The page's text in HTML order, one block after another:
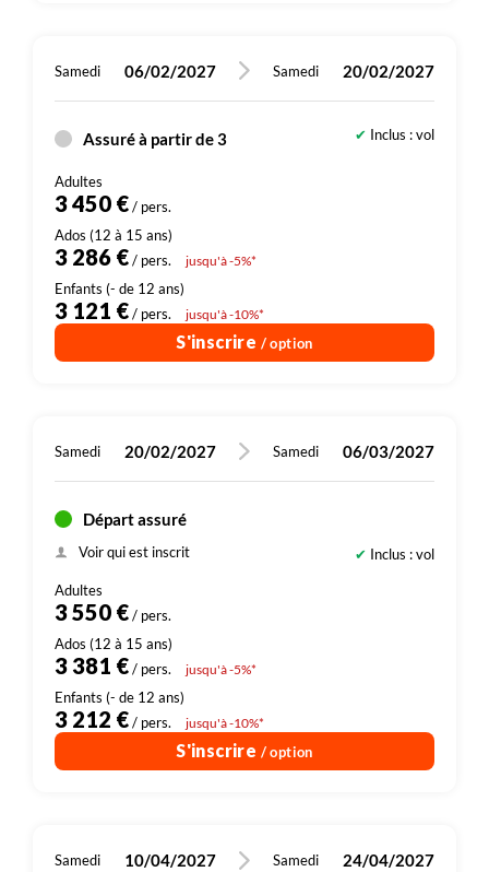
Samedi 06/02/2027 Samedi 20/02/2027
Assuré à partir de 3 Inclus : vol
3 450 €/ pers.
3 286 €/ pers. jusqu'à -5%*
3 121 €/ pers. jusqu'à -10%*
S'inscrire / option
Samedi 20/02/2027 Samedi 06/03/2027
Départ assuré
Voir qui est inscrit Inclus : vol
3 550 €/ pers.
3 381 €/ pers. jusqu'à -5%*
3 212 €/ pers. jusqu'à -10%*
S'inscrire / option
Samedi 10/04/2027 Samedi 24/04/2027